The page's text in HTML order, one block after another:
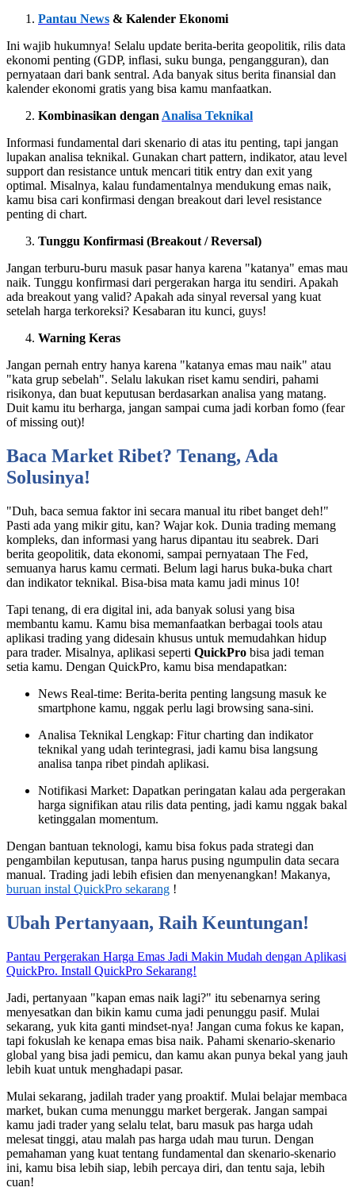
Pantau News & Kalender Ekonomi
Ini wajib hukumnya! Selalu update berita-berita geopolitik, rilis data
ekonomi penting (GDP, inflasi, suku bunga, pengangguran), dan
pernyataan dari bank sentral. Ada banyak situs berita finansial dan
kalender ekonomi gratis yang bisa kamu manfaatkan.
Kombinasikan dengan Analisa Teknikal
Informasi fundamental dari skenario di atas itu penting, tapi jangan
lupakan analisa teknikal. Gunakan chart pattern, indikator, atau level
support dan resistance untuk mencari titik entry dan exit yang
optimal. Misalnya, kalau fundamentalnya mendukung emas naik,
kamu bisa cari konfirmasi dengan breakout dari level resistance
penting di chart.
Tunggu Konfirmasi (Breakout / Reversal)
Jangan terburu-buru masuk pasar hanya karena "katanya" emas mau
naik. Tunggu konfirmasi dari pergerakan harga itu sendiri. Apakah
ada breakout yang valid? Apakah ada sinyal reversal yang kuat
setelah harga terkoreksi? Kesabaran itu kunci, guys!
Warning Keras
Jangan pernah entry hanya karena "katanya emas mau naik" atau
"kata grup sebelah". Selalu lakukan riset kamu sendiri, pahami
risikonya, dan buat keputusan berdasarkan analisa yang matang.
Duit kamu itu berharga, jangan sampai cuma jadi korban fomo (fear
of missing out)!
Baca Market Ribet? Tenang, Ada
Solusinya!
"Duh, baca semua faktor ini secara manual itu ribet banget deh!"
Pasti ada yang mikir gitu, kan? Wajar kok. Dunia trading memang
kompleks, dan informasi yang harus dipantau itu seabrek. Dari
berita geopolitik, data ekonomi, sampai pernyataan The Fed,
semuanya harus kamu cermati. Belum lagi harus buka-buka chart
dan indikator teknikal. Bisa-bisa mata kamu jadi minus 10!
Tapi tenang, di era digital ini, ada banyak solusi yang bisa
membantu kamu. Kamu bisa memanfaatkan berbagai tools atau
aplikasi trading yang didesain khusus untuk memudahkan hidup
para trader. Misalnya, aplikasi seperti QuickPro bisa jadi teman
setia kamu. Dengan QuickPro, kamu bisa mendapatkan:
News Real-time: Berita-berita penting langsung masuk ke
smartphone kamu, nggak perlu lagi browsing sana-sini.
Analisa Teknikal Lengkap: Fitur charting dan indikator
teknikal yang udah terintegrasi, jadi kamu bisa langsung
analisa tanpa ribet pindah aplikasi.
Notifikasi Market: Dapatkan peringatan kalau ada pergerakan
harga signifikan atau rilis data penting, jadi kamu nggak bakal
ketinggalan momentum.
Dengan bantuan teknologi, kamu bisa fokus pada strategi dan
pengambilan keputusan, tanpa harus pusing ngumpulin data secara
manual. Trading jadi lebih efisien dan menyenangkan! Makanya,
buruan instal QuickPro sekarang !
Ubah Pertanyaan, Raih Keuntungan!
Pantau Pergerakan Harga Emas Jadi Makin Mudah dengan Aplikasi
QuickPro. Install QuickPro Sekarang!
Jadi, pertanyaan "kapan emas naik lagi?" itu sebenarnya sering
menyesatkan dan bikin kamu cuma jadi penunggu pasif. Mulai
sekarang, yuk kita ganti mindset-nya! Jangan cuma fokus ke kapan,
tapi fokuslah ke kenapa emas bisa naik. Pahami skenario-skenario
global yang bisa jadi pemicu, dan kamu akan punya bekal yang jauh
lebih kuat untuk menghadapi pasar.
Mulai sekarang, jadilah trader yang proaktif. Mulai belajar membaca
market, bukan cuma menunggu market bergerak. Jangan sampai
kamu jadi trader yang selalu telat, baru masuk pas harga udah
melesat tinggi, atau malah pas harga udah mau turun. Dengan
pemahaman yang kuat tentang fundamental dan skenario-skenario
ini, kamu bisa lebih siap, lebih percaya diri, dan tentu saja, lebih
cuan!